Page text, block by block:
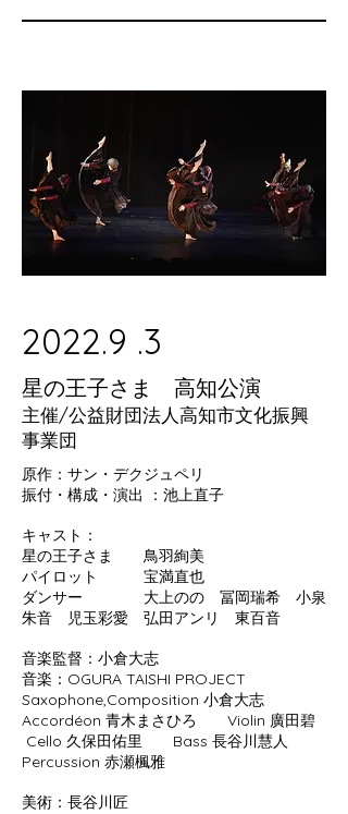
​2022.9 .3
​星の王子さま 高知公演
主催/公益財団法人高知市文化振興
事業団
原作：サン・デクジュペリ
振付・構成・演出 ：池上直子
キャスト：
星の王子さま 鳥羽絢美
パイロット 宝満直也
ダンサー 大上のの 冨岡瑞希 小泉
朱音 児玉彩愛 弘田アンリ 東百音
音楽監督：小倉大志
音楽：​​​​OGURA TAISHI PROJECT
Saxophone,Composition 小倉大志
Accordéon 青木まさひろ Violin 廣田碧
Cello 久保田佑里 Bass 長谷川慧人
Percussion 赤瀬楓雅
美術：長谷川匠